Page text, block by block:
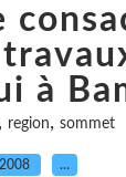
à
region, sommet
…